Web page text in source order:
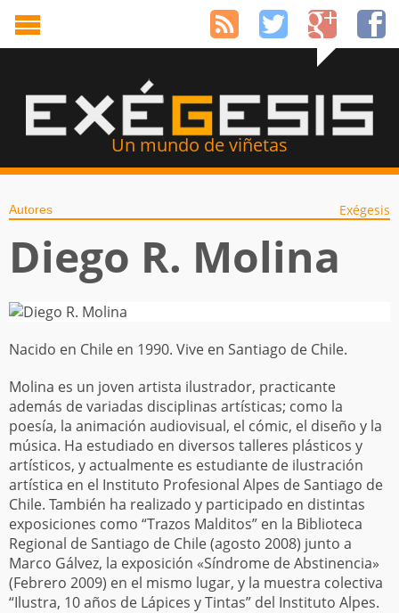
Un mundo de viñetas
Autores Exégesis
Diego R. Molina
Nacido en Chile en 1990. Vive en Santiago de Chile.
Molina es un joven artista ilustrador, practicante
además de variadas disciplinas artísticas; como la
poesía, la animación audiovisual, el cómic, el diseño y la
música. Ha estudiado en diversos talleres plásticos y
artísticos, y actualmente es estudiante de ilustración
artística en el Instituto Profesional Alpes de Santiago de
Chile. También ha realizado y participado en distintas
exposiciones como “Trazos Malditos” en la Biblioteca
Regional de Santiago de Chile (agosto 2008) junto a
Marco Gálvez, la exposición «Síndrome de Abstinencia»
(Febrero 2009) en el mismo lugar, y la muestra colectiva
“Ilustra, 10 años de Lápices y Tintas” del Instituto Alpes.